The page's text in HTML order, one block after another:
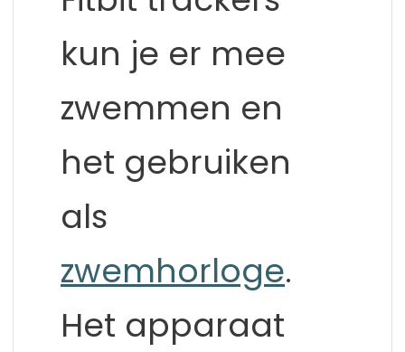
kun je er mee
zwemmen en
het gebruiken
als
zwemhorloge.
Het apparaat